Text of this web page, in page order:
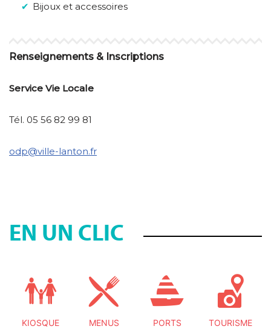
Bijoux et accessoires
Renseignements & Inscriptions
Service Vie Locale
Tél. 05 56 82 99 81
odp@ville-lanton.fr
EN UN CLIC
KIOSQUE
MENUS PORTS TOURISME